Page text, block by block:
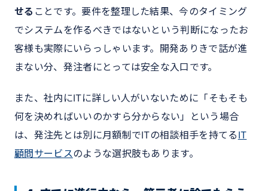
せる ことです。要件を整理した結果、今のタイミング
でシステムを作るべきではないという判断になったお
客様も実際にいらっしゃいます。開発ありきで話が進
まない分、発注者にとっては安全な入口です。
また、社内にITに詳しい人がいないために「そもそも
何を決めればいいのかすら分からない」という場合
は、発注先とは別に月額制でITの相談相手を持てる IT
顧問サービスのような選択肢もあります。